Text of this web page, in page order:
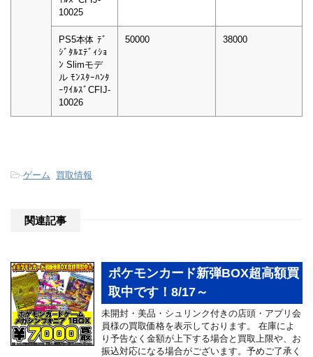
10025
PS5本体 ﾃﾞ
ｼﾞﾀﾙｴﾃﾞｨｼｮ
ﾝ Slimモデ
ル ﾓﾝｽﾀｰﾊﾝﾀ
ｰﾜｲﾙｽﾞCFIJ-
10026
50000 38000
-ゲーム 買取情報
関連記事
ポケモンカード新弾BOX超高額買
取中です！8/17～
未開封・美品・シュリンク付きの店頭・アプリ会
員様の買取価格を表示しております。 在庫によ
り予告なく金額が上下する場合と買取上限や、お
振込対応になる場合がございます。予めご了承く